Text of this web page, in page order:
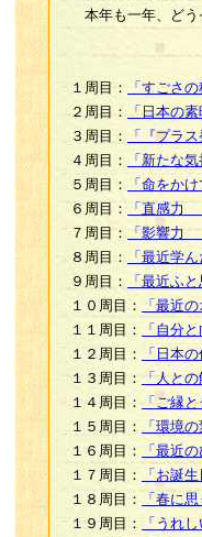
本年も一年、どう
１周目：
「すごさ
２周目：
「日本の
３周目：
「『プラ
４周目：
「新たな
５周目：
「命をか
６周目：
「直感力
７周目：
「影響力
８周目：
「最近学
９周目：
「最近ふ
１０周目：
「最近
１１周目：
「自分
１２周目：
「日本
１３周目：
「人と
１４周目：
「ご縁
１５周目：
「環境
１６周目：
「最近
１７周目：
「お誕
１８周目：
「春に
１９周目：
「うれ